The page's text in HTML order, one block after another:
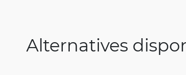
Alternatives